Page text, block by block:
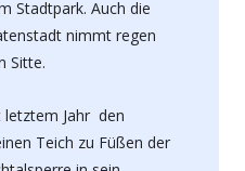
Stadtpark. Auch die
nimmt regen
Sitte.
letztem Jahr den
Teich zu Füßen der